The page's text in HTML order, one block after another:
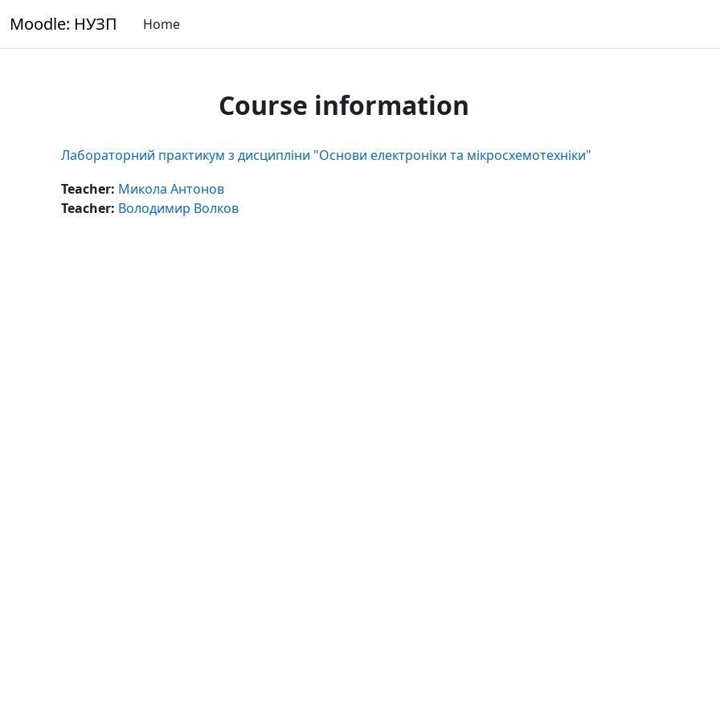
Moodle: НУЗП Home
Course information
Лабораторний практикум з дисципліни "Основи електроніки та мікросхемотехніки"
Teacher: Микола Антонов
Teacher: Володимир Волков